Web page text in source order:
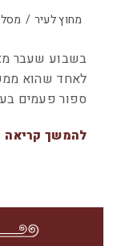
מחוץ לעיר /
בשבוע שעבר
לאחד שהוא
ספור פעמים
להמשך קריאה